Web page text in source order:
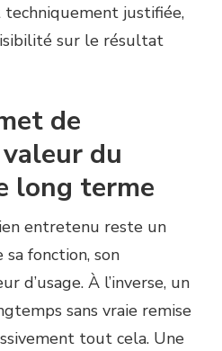
justifiée,
sur le résultat
de
du
long terme
entretenu reste un
fonction, son
d’usage. À l’inverse, un
sans vraie remise
tout cela. Une